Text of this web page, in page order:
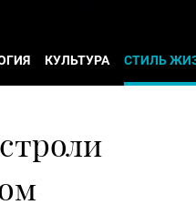
КУЛЬТУРА СТИЛЬ